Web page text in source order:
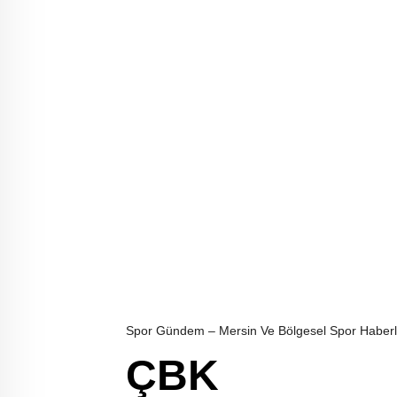
Spor Gündem – Mersin Ve Bölgesel Spor
ÇBK